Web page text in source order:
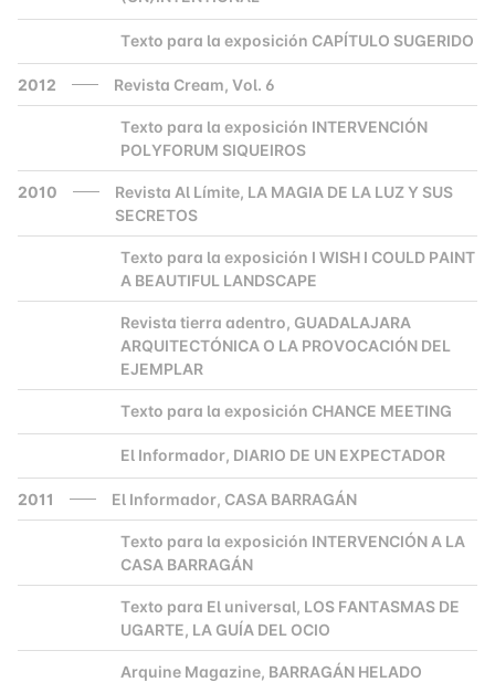
Texto para la exposición CAPÍTULO SUGERIDO
2012 Revista Cream, Vol. 6
Texto para la exposición INTERVENCIÓN
POLYFORUM SIQUEIROS
2010
Revista Al Límite, LA MAGIA DE LA LUZ Y SUS
SECRETOS
Texto para la exposición I WISH I COULD PAINT
A BEAUTIFUL LANDSCAPE
Revista tierra adentro, GUADALAJARA
ARQUITECTÓNICA O LA PROVOCACIÓN DEL
EJEMPLAR
Texto para la exposición CHANCE MEETING
El Informador, DIARIO DE UN EXPECTADOR
2011 El Informador, CASA BARRAGÁN
Texto para la exposición INTERVENCIÓN A LA
CASA BARRAGÁN
Texto para El universal, LOS FANTASMAS DE
UGARTE, LA GUÍA DEL OCIO
Arquine Magazine, BARRAGÁN HELADO